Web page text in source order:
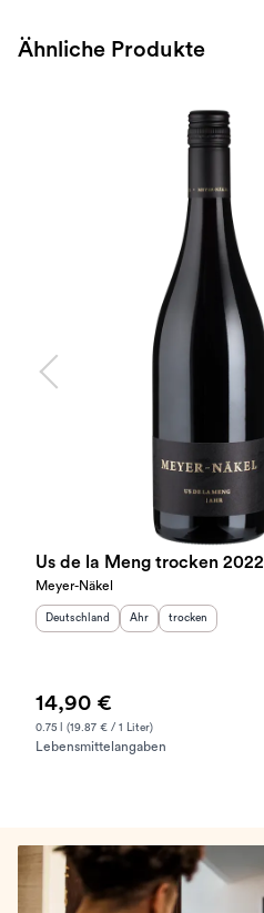
Ähnliche Produkte
Us de la Meng trocken 2022
Meyer-Näkel
Herkunftsland
Deutschland Herkunftsregion
Ahr Geschmack
trocken
14,90 €
0.75 l (19.87 € / 1 Liter)
Lebensmittelangaben